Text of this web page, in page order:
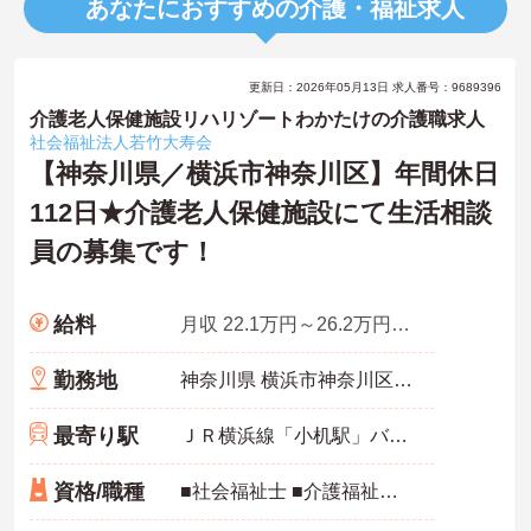
あなたにおすすめの介護・福祉求人
更新日：2026年05月13日 求人番号：9689396
介護老人保健施設リハリゾートわかたけの介護職求人
社会福祉法人若竹大寿会
【神奈川県／横浜市神奈川区】年間休日
112日★介護老人保健施設にて生活相談
員の募集です！
給料 月収 22.1万円～26.2万円程度※諸手当込
勤務地 神奈川県 横浜市神奈川区 菅田町1826
最寄り駅 ＪＲ横浜線「小机駅」バス・車10分
資格/職種 ■社会福祉士 ■介護福祉士をお持ちの方も応募可能 ■普通自動車運転免許